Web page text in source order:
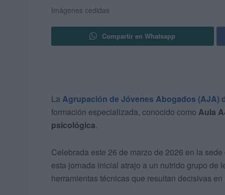
Imágenes cedidas
Compartir en Whatsapp
La Agrupación de Jóvenes Abogados (AJA)
formación especializada, conocido como Aula
psicológica.
Celebrada este 26 de marzo de 2026 en la sede
esta jornada inicial atrajo a un nutrido grupo de
herramientas técnicas que resultan decisivas